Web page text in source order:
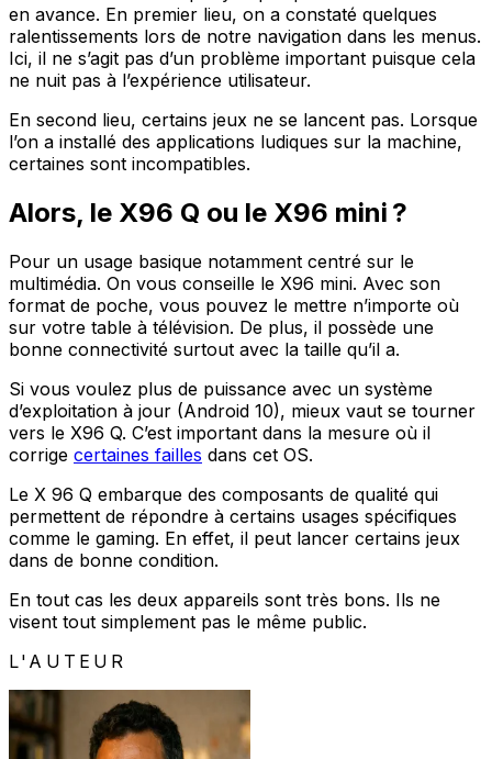
en avance. En premier lieu, on a constaté quelques
ralentissements lors de notre navigation dans les menus.
Ici, il ne s’agit pas d’un problème important puisque cela
ne nuit pas à l’expérience utilisateur.
En second lieu, certains jeux ne se lancent pas. Lorsque
l’on a installé des applications ludiques sur la machine,
certaines sont incompatibles.
Alors, le X96 Q ou le X96 mini ?
Pour un usage basique notamment centré sur le
multimédia. On vous conseille le X96 mini. Avec son
format de poche, vous pouvez le mettre n’importe où
sur votre table à télévision. De plus, il possède une
bonne connectivité surtout avec la taille qu’il a.
Si vous voulez plus de puissance avec un système
d’exploitation à jour (Android 10), mieux vaut se tourner
vers le X96 Q. C’est important dans la mesure où il
corrige certaines failles dans cet OS.
Le X 96 Q embarque des composants de qualité qui
permettent de répondre à certains usages spécifiques
comme le gaming. En effet, il peut lancer certains jeux
dans de bonne condition.
En tout cas les deux appareils sont très bons. Ils ne
visent tout simplement pas le même public.
L'AUTEUR